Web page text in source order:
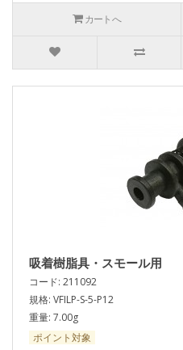
カートへ
吸着樹脂具・スモール用
コード: 211092
規格: VFILP-S-5-P12
重量: 7.00g
ポイント対象